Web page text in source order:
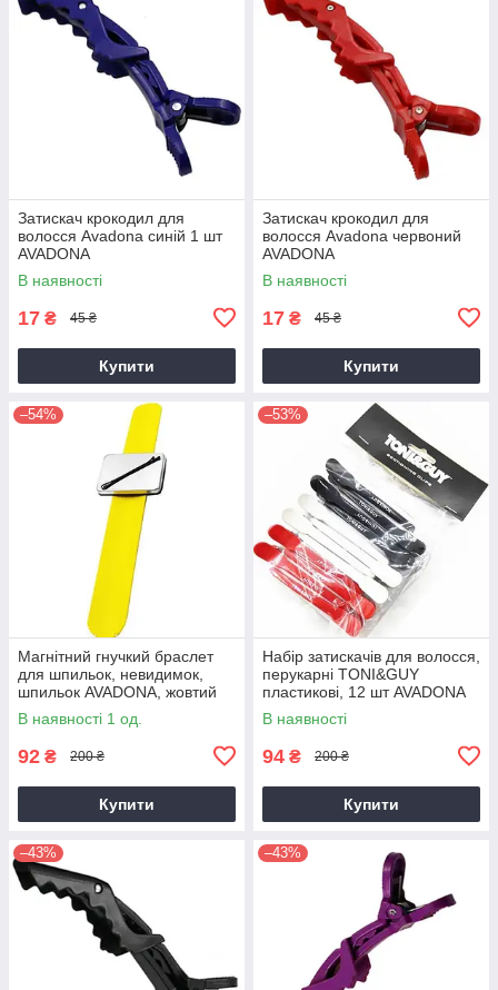
Затискач крокодил для
волосся Avadona синій 1 шт
AVADONA
В наявності
17 ₴ 45 ₴
Купити
Затискач крокодил для
волосся Avadona червоний
AVADONA
В наявності
17 ₴ 45 ₴
Купити
–54%
Магнітний гнучкий браслет
для шпильок, невидимок,
шпильок AVADONA, жовтий
В наявності 1 од.
92 ₴ 200 ₴
Купити
–53%
Набір затискачів для волосся,
перукарні TONI&GUY
пластикові, 12 шт AVADONA
В наявності
94 ₴ 200 ₴
Купити
–43% –43%